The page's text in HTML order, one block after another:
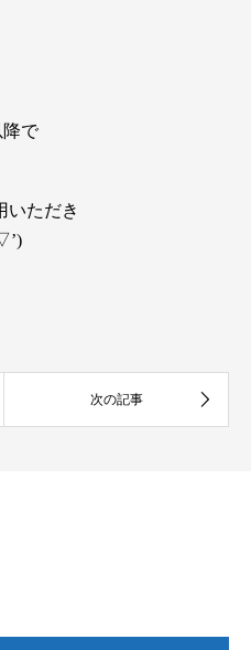
降で
いただき